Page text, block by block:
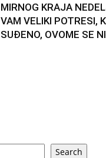
MIRNOG KRAJA
VAM VELIKI POTRESI,
SUĐENO, OVOME SE
Search